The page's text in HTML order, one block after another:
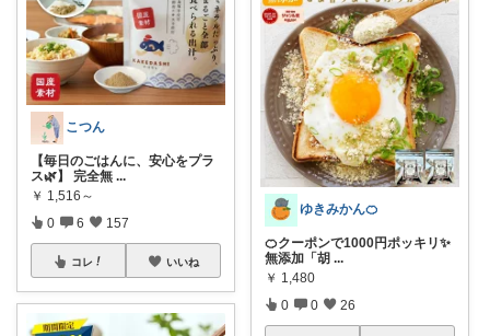
こつん
【毎日のごはんに、安心をプラ
ス🌿】 完全無 ...
￥ 1,516～
0 6 157
コレ いいね
ゆきみかん🍊
🍊クーポンで1000円ポッキリ✨
無添加「胡 ...
￥ 1,480
0 0 26